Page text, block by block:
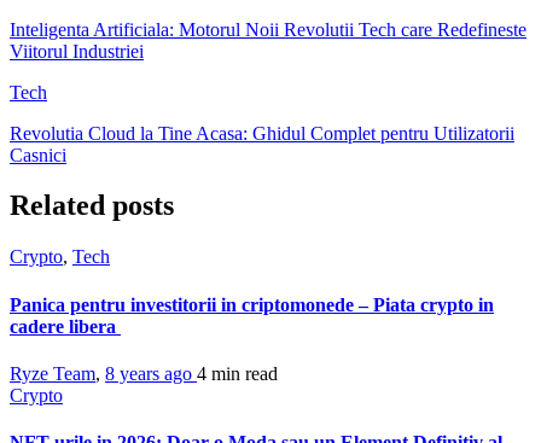
Inteligenta Artificiala: Motorul Noii Revolutii Tech care Redefineste
Viitorul Industriei
Tech
Revolutia Cloud la Tine Acasa: Ghidul Complet pentru Utilizatorii
Casnici
Related posts
Crypto, Tech
Panica pentru investitorii in criptomonede – Piata crypto in
cadere libera
Ryze Team, 8 years ago 4 min read
Crypto